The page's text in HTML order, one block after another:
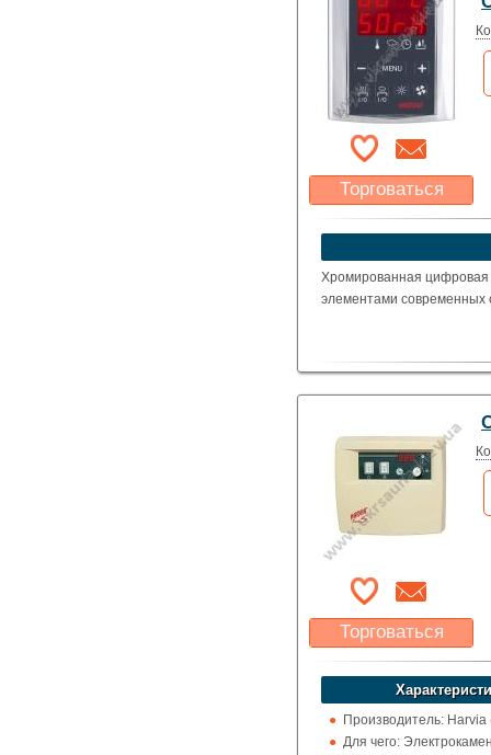
Торговаться
Какая цена Вас
устроит?
Хромированная цифровая
элементами современных
Торговаться
Какая цена Вас
устроит?
Указать цену
Производитель:
Для чего: